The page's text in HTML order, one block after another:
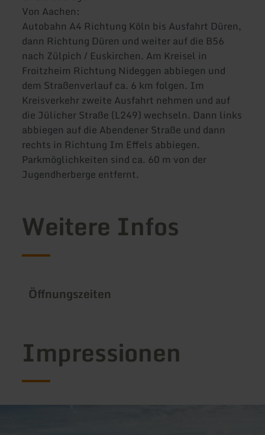
Von Aachen:
Autobahn A4 Richtung Köln bis Ausfahrt Düren,
dann Richtung Düren und weiter auf die B56
nach Zülpich / Euskirchen. Am Kreisel in
Froitzheim Richtung Nideggen abbiegen und
dem Straßenverlauf ca. 6 km folgen. Im
Kreisverkehr zweite Ausfahrt nehmen und auf
die Jülicher Straße (L249) wechseln. Dann links
abbiegen auf die Abendener Straße und dann
rechts in Richtung Im Effels abbiegen.
Parkmöglichkeiten sind ca. 60 m von der
Jugendherberge entfernt.
Weitere Infos
Öffnungszeiten
Impressionen